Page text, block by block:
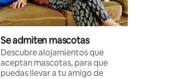
Se admiten mascotas
Descubre alojamientos que
aceptan mascotas, para que
puedas llevar a tu amigo de